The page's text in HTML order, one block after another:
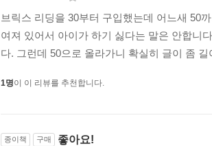
브릭스 리딩을 30부터 구입했는데 어느새 50
여져 있어서 아이가 하기 싫다는 말은 안합니
다. 그런데 50으로 올라가니 확실히 글이 좀
1명이 이 리뷰를 추천합니다.
종이책 구매 좋아요!